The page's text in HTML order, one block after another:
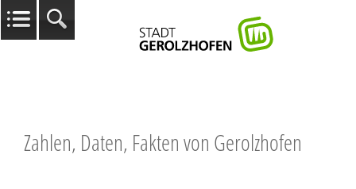
Zahlen, Daten, Fakten von Gerolzhofen